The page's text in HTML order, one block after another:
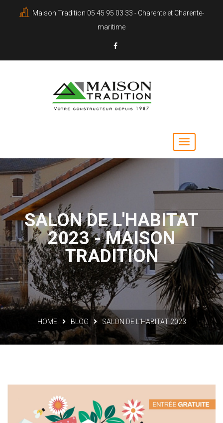
Maison Tradition 05 45 95 03 33 - Charente et Charente-
maritime
SALON DE L'HABITAT
2023 - MAISON
TRADITION
HOME BLOG SALON DE L’HABITAT 2023